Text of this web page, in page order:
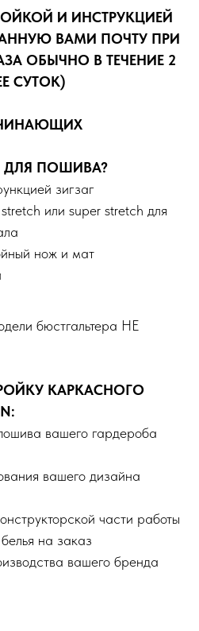
И ИНСТРУКЦИЕЙ
ВАМИ ПОЧТУ ПРИ
ОБЫЧНО В ТЕЧЕНИЕ 2
СУТОК)
ДЛЯ ПОШИВА?
зигзаг
или super stretch для
нож и мат
бюстгальтера НЕ
КАРКАСНОГО
вашего гардероба
вашего дизайна
части работы
на заказ
вашего бренда